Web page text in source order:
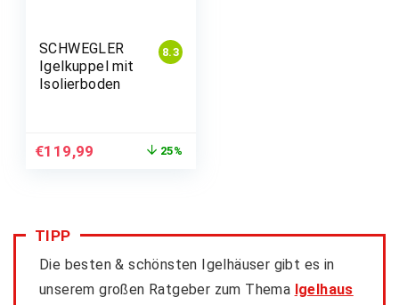
8.3
SCHWEGLER
Igelkuppel mit
Isolierboden
€119,99 25%
TIPP
Die besten & schönsten Igelhäuser gibt es in
unserem großen Ratgeber zum Thema Igelhaus